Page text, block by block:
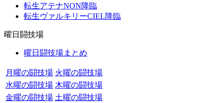
転生アテナNON降臨
転生ヴァルキリーCIEL降臨
曜日闘技場
曜日闘技場まとめ
月曜の闘技場 火曜の闘技場
水曜の闘技場 木曜の闘技場
金曜の闘技場 土曜の闘技場